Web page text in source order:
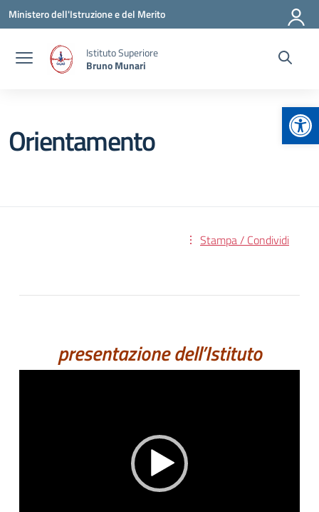
Vai ai contenuti
Vai al menu di navigazione
Vai al footer
Ministero dell'Istruzione e del Merito
Istituto Superiore
Bruno Munari
Orientamento
Stampa / Condividi
presentazione dell’Istituto